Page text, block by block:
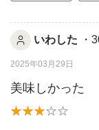
いわした ・
2025年03月29日
美味しかった